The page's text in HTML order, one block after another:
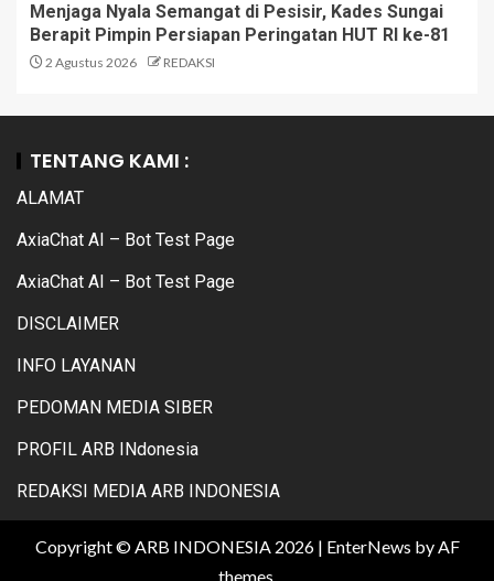
Menjaga Nyala Semangat di Pesisir, Kades Sungai
Berapit Pimpin Persiapan Peringatan HUT RI ke-81
2 Agustus 2026 REDAKSI
TENTANG KAMI :
ALAMAT
AxiaChat AI – Bot Test Page
AxiaChat AI – Bot Test Page
DISCLAIMER
INFO LAYANAN
PEDOMAN MEDIA SIBER
PROFIL ARB INdonesia
REDAKSI MEDIA ARB INDONESIA
Copyright © ARB INDONESIA 2026 | EnterNews by AF
themes.